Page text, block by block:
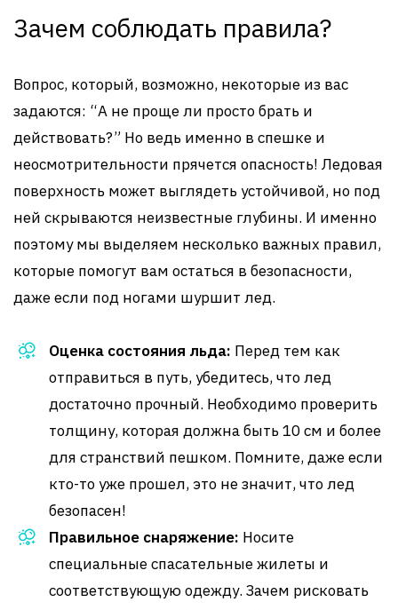
Зачем соблюдать правила?
Вопрос, который, возможно, некоторые из вас
задаются: “А не проще ли просто брать и
действовать?” Но ведь именно в спешке и
неосмотрительности прячется опасность! Ледовая
поверхность может выглядеть устойчивой, но под
ней скрываются неизвестные глубины. И именно
поэтому мы выделяем несколько важных правил,
которые помогут вам остаться в безопасности,
даже если под ногами шуршит лед.
Оценка состояния льда: Перед тем как
отправиться в путь, убедитесь, что лед
достаточно прочный. Необходимо проверить
толщину, которая должна быть 10 см и более
для странствий пешком. Помните, даже если
кто-то уже прошел, это не значит, что лед
безопасен!
Правильное снаряжение: Носите
специальные спасательные жилеты и
соответствующую одежду. Зачем рисковать